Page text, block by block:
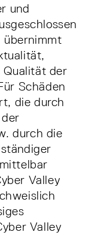
und
übernimmt
Qualität der
Schäden
die durch
durch die
Valley
Valley